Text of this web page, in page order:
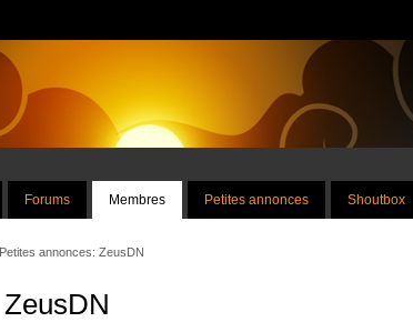
Forums Membres Petites annonces Shoutbox
annonces: ZeusDN
ZeusDN